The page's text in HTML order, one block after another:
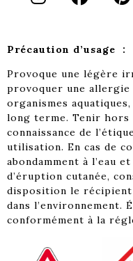
Précaution d’usage :
Provoque une légère
provoquer une allergie
organismes
long terme. Tenir hors
connaissance de
utilisation. En cas de
abondamment à l’eau
d’éruption cutanée,
disposition le
dans
conformément à la